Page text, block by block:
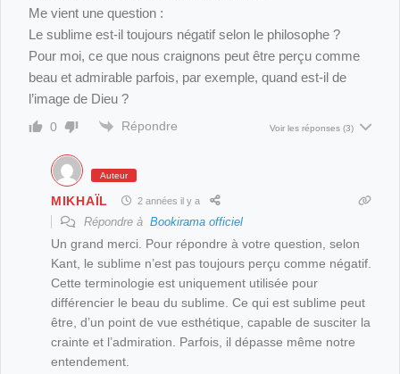
Quelle est la relation entre la tragédie et la philosophie
?
Vers une nouvelle compréhension du beau :
Déconstruire la théorie de Kant.
Me vient une question :
Le sublime est-il toujours négatif selon le philosophe ?
Pour moi, ce que nous craignons peut être perçu comme
beau et admirable parfois, par exemple, quand est-il de
l’image de Dieu ?
0 Répondre Voir les réponses (3)
Auteur
MIKHAÏL 2 années il y a
Répondre à Bookirama officiel
Un grand merci. Pour répondre à votre question, selon
Kant, le sublime n’est pas toujours perçu comme négatif.
Cette terminologie est uniquement utilisée pour
différencier le beau du sublime. Ce qui est sublime peut
être, d’un point de vue esthétique, capable de susciter la
crainte et l’admiration. Parfois, il dépasse même notre
entendement.